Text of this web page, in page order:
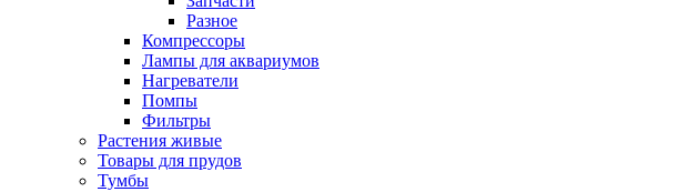
Разное
Компрессоры
Лампы для аквариумов
Нагреватели
Помпы
Фильтры
Растения живые
Товары для прудов
Тумбы